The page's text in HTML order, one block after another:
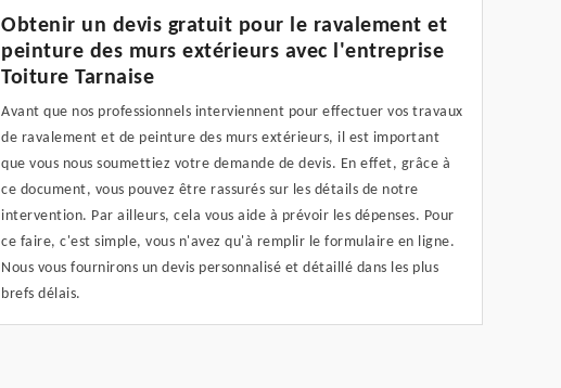
Obtenir un devis gratuit pour le ravalement et
peinture des murs extérieurs avec l'entreprise
Toiture Tarnaise
Avant que nos professionnels interviennent pour effectuer vos travaux
de ravalement et de peinture des murs extérieurs, il est important
que vous nous soumettiez votre demande de devis. En effet, grâce à
ce document, vous pouvez être rassurés sur les détails de notre
intervention. Par ailleurs, cela vous aide à prévoir les dépenses. Pour
ce faire, c'est simple, vous n'avez qu'à remplir le formulaire en ligne.
Nous vous fournirons un devis personnalisé et détaillé dans les plus
brefs délais.